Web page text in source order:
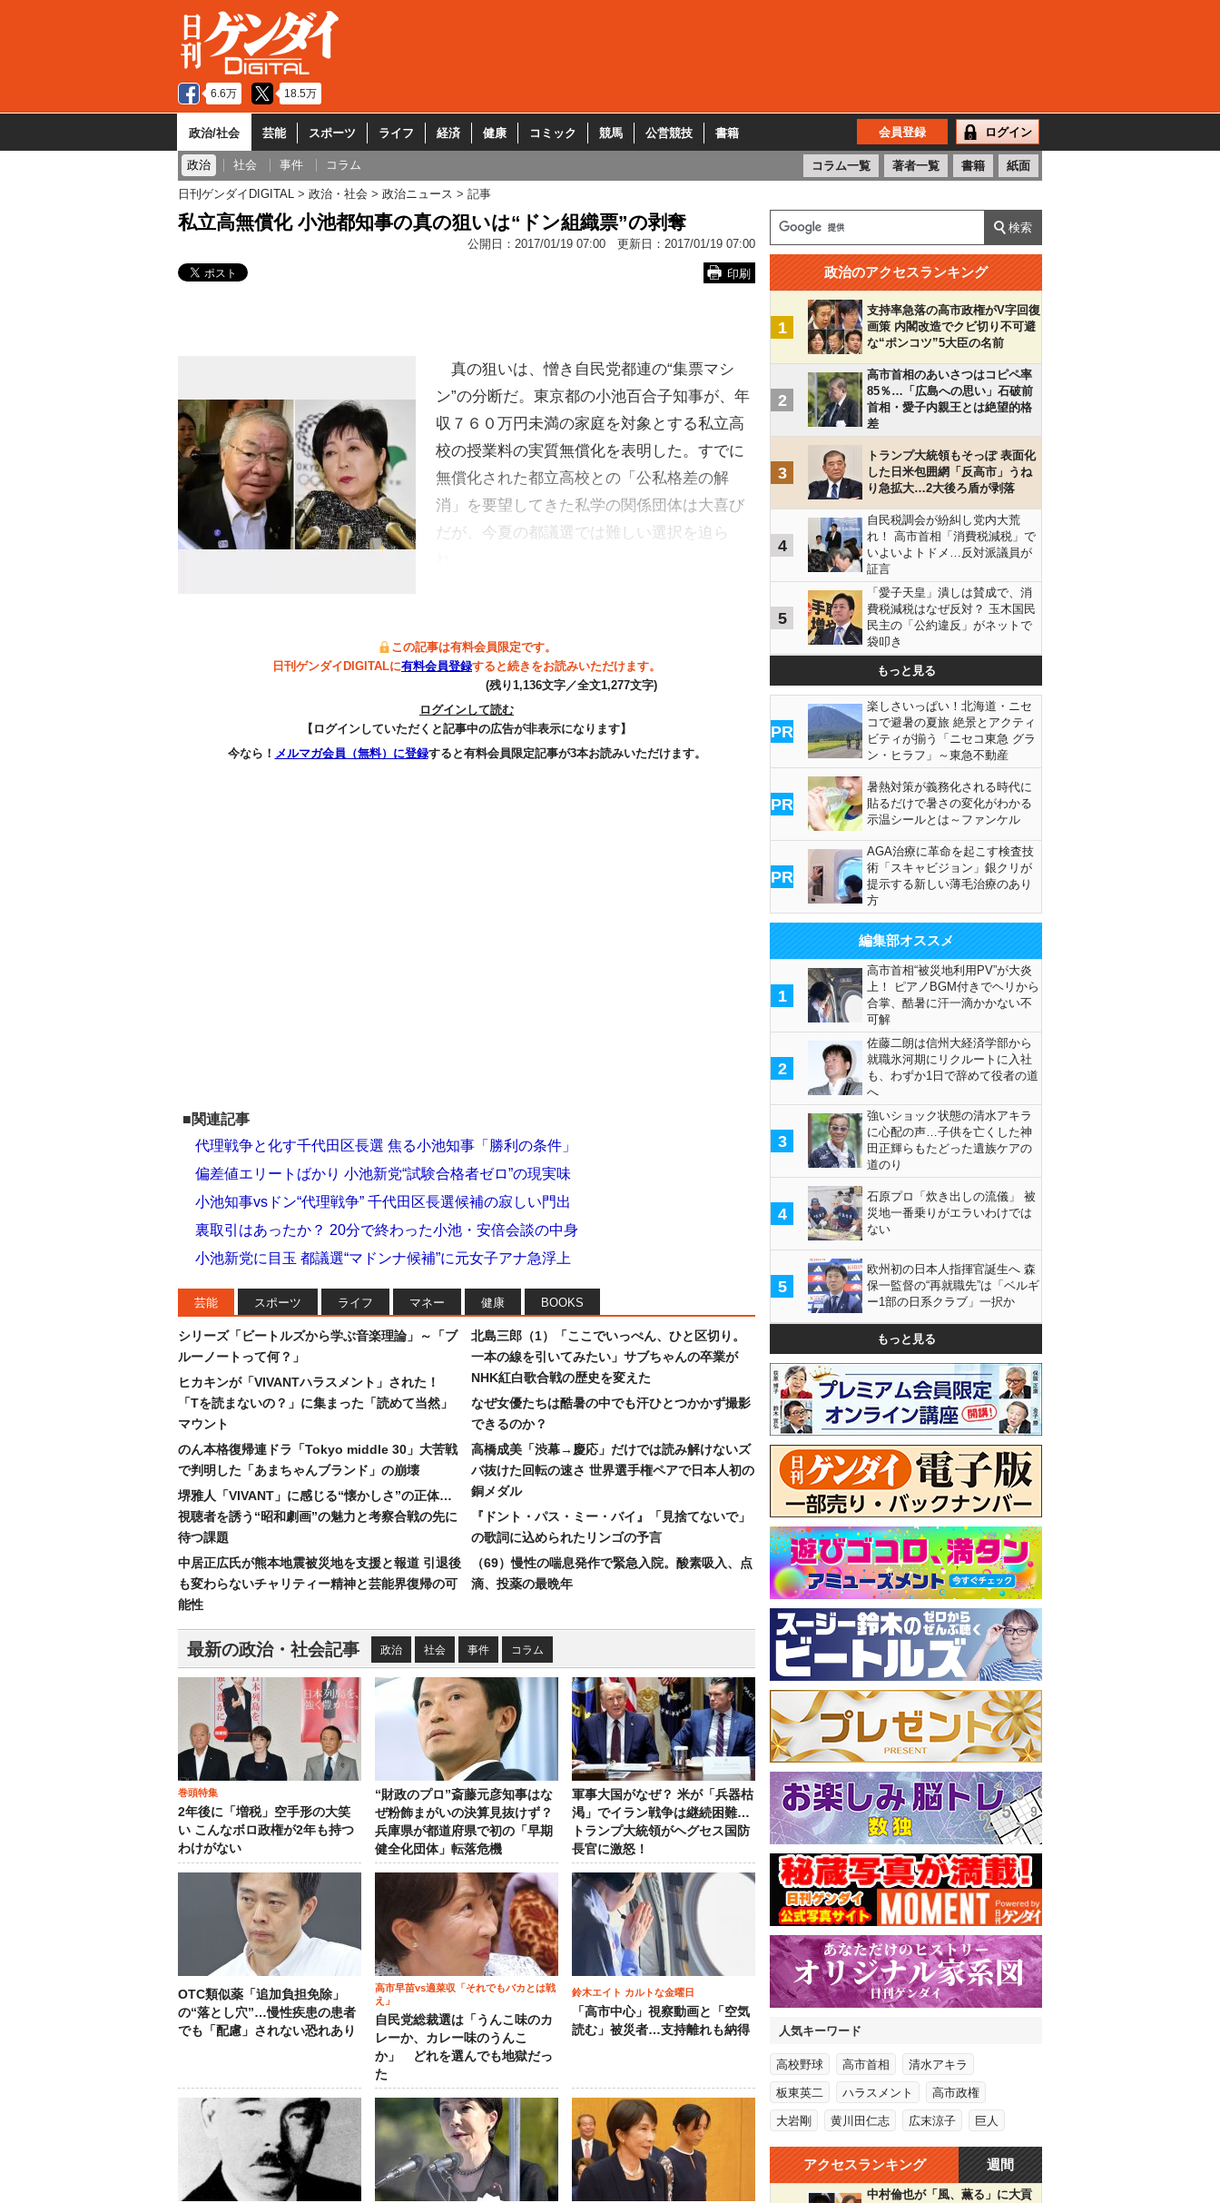
6.6万 18.5万
政治/社会 芸能 スポーツ ライフ 経済 健康 コミック 競馬 公営競技 書籍 会員登録 ログイン
政治 社会 事件 コラム コラム一覧 著者一覧 書籍 紙面
日刊ゲンダイDIGITAL 政治・社会 政治ニュース 記事
私立高無償化 小池都知事の真の狙いは“ドン組織票”の剥奪
公開日： 2017/01/19 07:00 更新日： 2017/01/19 07:00
印刷
真の狙いは、憎き自民党都連の“集票マシ
ン”の分断だ。東京都の小池百合子知事が、年
収７６０万円未満の家庭を対象とする私立高
校の授業料の実質無償化を表明した。すでに
無償化された都立高校との「公私格差の解
消」を要望してきた私学の関係団体は大喜び
だが、今夏の都議選では難しい選択を迫ら
この記事は有料会員限定です。
日刊ゲンダイDIGITALに有料会員登録すると続きをお読みいただけます。
(残り1,136文字／全文1,277文字)
ログインして読む
【ログインしていただくと記事中の広告が非表示になります】
今なら！ メルマガ会員（無料）に登録すると有料会員限定記事が3本お読みいただけます。
■関連記事
代理戦争と化す千代田区長選 焦る小池知事「勝利の条件」
偏差値エリートばかり 小池新党“試験合格者ゼロ”の現実味
小池知事vsドン“代理戦争” 千代田区長選候補の寂しい門出
裏取引はあったか？ 20分で終わった小池・安倍会談の中身
小池新党に目玉 都議選“マドンナ候補”に元女子アナ急浮上
芸能 スポーツ ライフ マネー 健康 BOOKS
シリーズ「ビートルズから学ぶ音楽理論」～「ブ
ルーノートって何？」
ヒカキンが「VIVANTハラスメント」された！
「Tを読まないの？」に集まった「読めて当然」
マウント
のん本格復帰連ドラ「Tokyo middle 30」大苦戦
で判明した「あまちゃんブランド」の崩壊
堺雅人「VIVANT」に感じる“懐かしさ”の正体…
視聴者を誘う“昭和劇画”の魅力と考察合戦の先に
待つ課題
中居正広氏が熊本地震被災地を支援と報道 引退後
も変わらないチャリティー精神と芸能界復帰の可
能性
北島三郎（1）「ここでいっぺん、ひと区切り。
一本の線を引いてみたい」サブちゃんの卒業が
NHK紅白歌合戦の歴史を変えた
なぜ女優たちは酷暑の中でも汗ひとつかかず撮影
できるのか？
高橋成美「渋幕→慶応」だけでは読み解けないズ
バ抜けた回転の速さ 世界選手権ペアで日本人初の
銅メダル
『ドント・パス・ミー・バイ』「見捨てないで」
の歌詞に込められたリンゴの予言
（69）慢性の喘息発作で緊急入院。酸素吸入、点
滴、投薬の最晩年
最新の政治・社会記事 政治 社会 事件 コラム
巻頭特集
2年後に「増税」空手形の大笑
い こんなボロ政権が2年も持つ
わけがない
“財政のプロ”斎藤元彦知事はな
ぜ粉飾まがいの決算見抜けず？
兵庫県が都道府県で初の「早期
健全化団体」転落危機
軍事大国がなぜ？ 米が「兵器枯
渇」でイラン戦争は継続困難…
トランプ大統領がヘグセス国防
長官に激怒！
OTC類似薬「追加負担免除」
の“落とし穴”…慢性疾患の患者
でも「配慮」されない恐れあり
高市早苗vs適菜収「それでもバカとは戦
え」
自民党総裁選は「うんこ味のカ
レーか、カレー味のうんこ
か」 どれを選んでも地獄だっ
た
鈴木エイト カルトな金曜日
「高市中心」視察動画と「空気
読む」被災者…支持離れも納得
政治のアクセスランキング
1
支持率急落の高市政権がV字回復
画策 内閣改造でクビ切り不可避
な“ポンコツ”5大臣の名前
2
高市首相のあいさつはコピペ率
85％…「広島への思い」石破前
首相・愛子内親王とは絶望的格
差
3
トランプ大統領もそっぽ 表面化
した日米包囲網「反高市」うね
り急拡大…2大後ろ盾が剥落
4
自民税調会が紛糾し党内大荒
れ！ 高市首相「消費税減税」で
いよいよトドメ…反対派議員が
証言
5
「愛子天皇」潰しは賛成で、消
費税減税はなぜ反対？ 玉木国民
民主の「公約違反」がネットで
袋叩き
もっと見る
PR
楽しさいっぱい！北海道・ニセ
コで避暑の夏旅 絶景とアクティ
ビティが揃う「ニセコ東急 グラ
ン・ヒラフ」～東急不動産
PR
暑熱対策が義務化される時代に
貼るだけで暑さの変化がわかる
示温シールとは～ファンケル
PR
AGA治療に革命を起こす検査技
術「スキャビジョン」銀クリが
提示する新しい薄毛治療のあり
方
編集部オススメ
1
高市首相“被災地利用PV”が大炎
上！ ピアノBGM付きでヘリから
合掌、酷暑に汗一滴かかない不
可解
2
佐藤二朗は信州大経済学部から
就職氷河期にリクルートに入社
も、わずか1日で辞めて役者の道
へ
3
強いショック状態の清水アキラ
に心配の声…子供を亡くした神
田正輝らもたどった遺族ケアの
道のり
4
石原プロ「炊き出しの流儀」 被
災地一番乗りがエラいわけでは
ない
5
欧州初の日本人指揮官誕生へ 森
保一監督の“再就職先”は「ベルギ
ー1部の日系クラブ」一択か
もっと見る
人気キーワード
高校野球 高市首相 清水アキラ
板東英二 ハラスメント 高市政権
大岩剛 黄川田仁志 広末涼子 巨人
アクセスランキング 週間
中村倫也が「風、薫る」に大貢